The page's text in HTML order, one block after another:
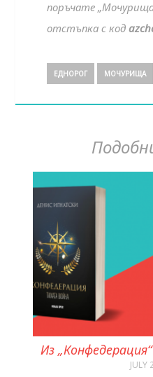
поръчате
отстъпка с код
ЕДНОРОГ МОЧУРИЩА
Из
JULY